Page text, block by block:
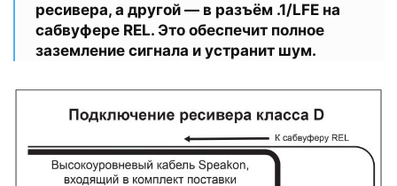
ресивера, а другой — в разъём .1/LFE на
сабвуфере REL. Это обеспечит полное
заземление сигнала и устранит шум.